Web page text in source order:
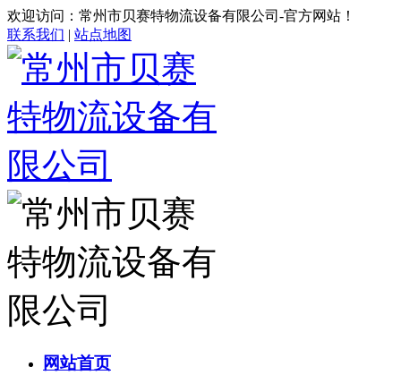
欢迎访问：常州市贝赛特物流设备有限公司-官方网站！
联系我们 | 站点地图
网站首页